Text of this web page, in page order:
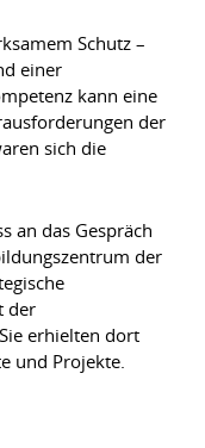
Schutz –
einer
kann eine
der
sich die
an das Gespräch
der
der
erhielten dort
und Projekte.